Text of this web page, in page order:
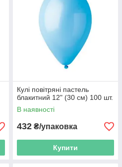
Кулі повітряні пастель
блакитний 12" (30 см) 100 шт.
В наявності
432 ₴/упаковка
Купити